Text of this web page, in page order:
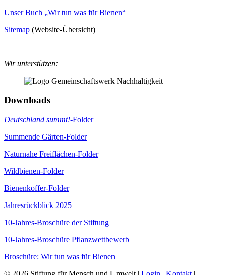
Unser Buch „Wir tun was für Bienen“
Sitemap (Website-Übersicht)
Wir unterstützen:
Downloads
Deutschland summt!-Folder
Summende Gärten-Folder
Naturnahe Freiflächen-Folder
Wildbienen-Folder
Bienenkoffer-Folder
Jahresrückblick 2025
10-Jahres-Broschüre der Stiftung
10-Jahres-Broschüre Pflanzwettbewerb
Broschüre: Wir tun was für Bienen